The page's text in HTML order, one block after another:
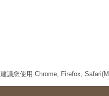
建議您使用 Chrome, Firefox,